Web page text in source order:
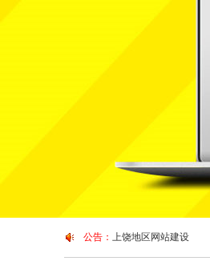
公告： 上饶地区网站建设